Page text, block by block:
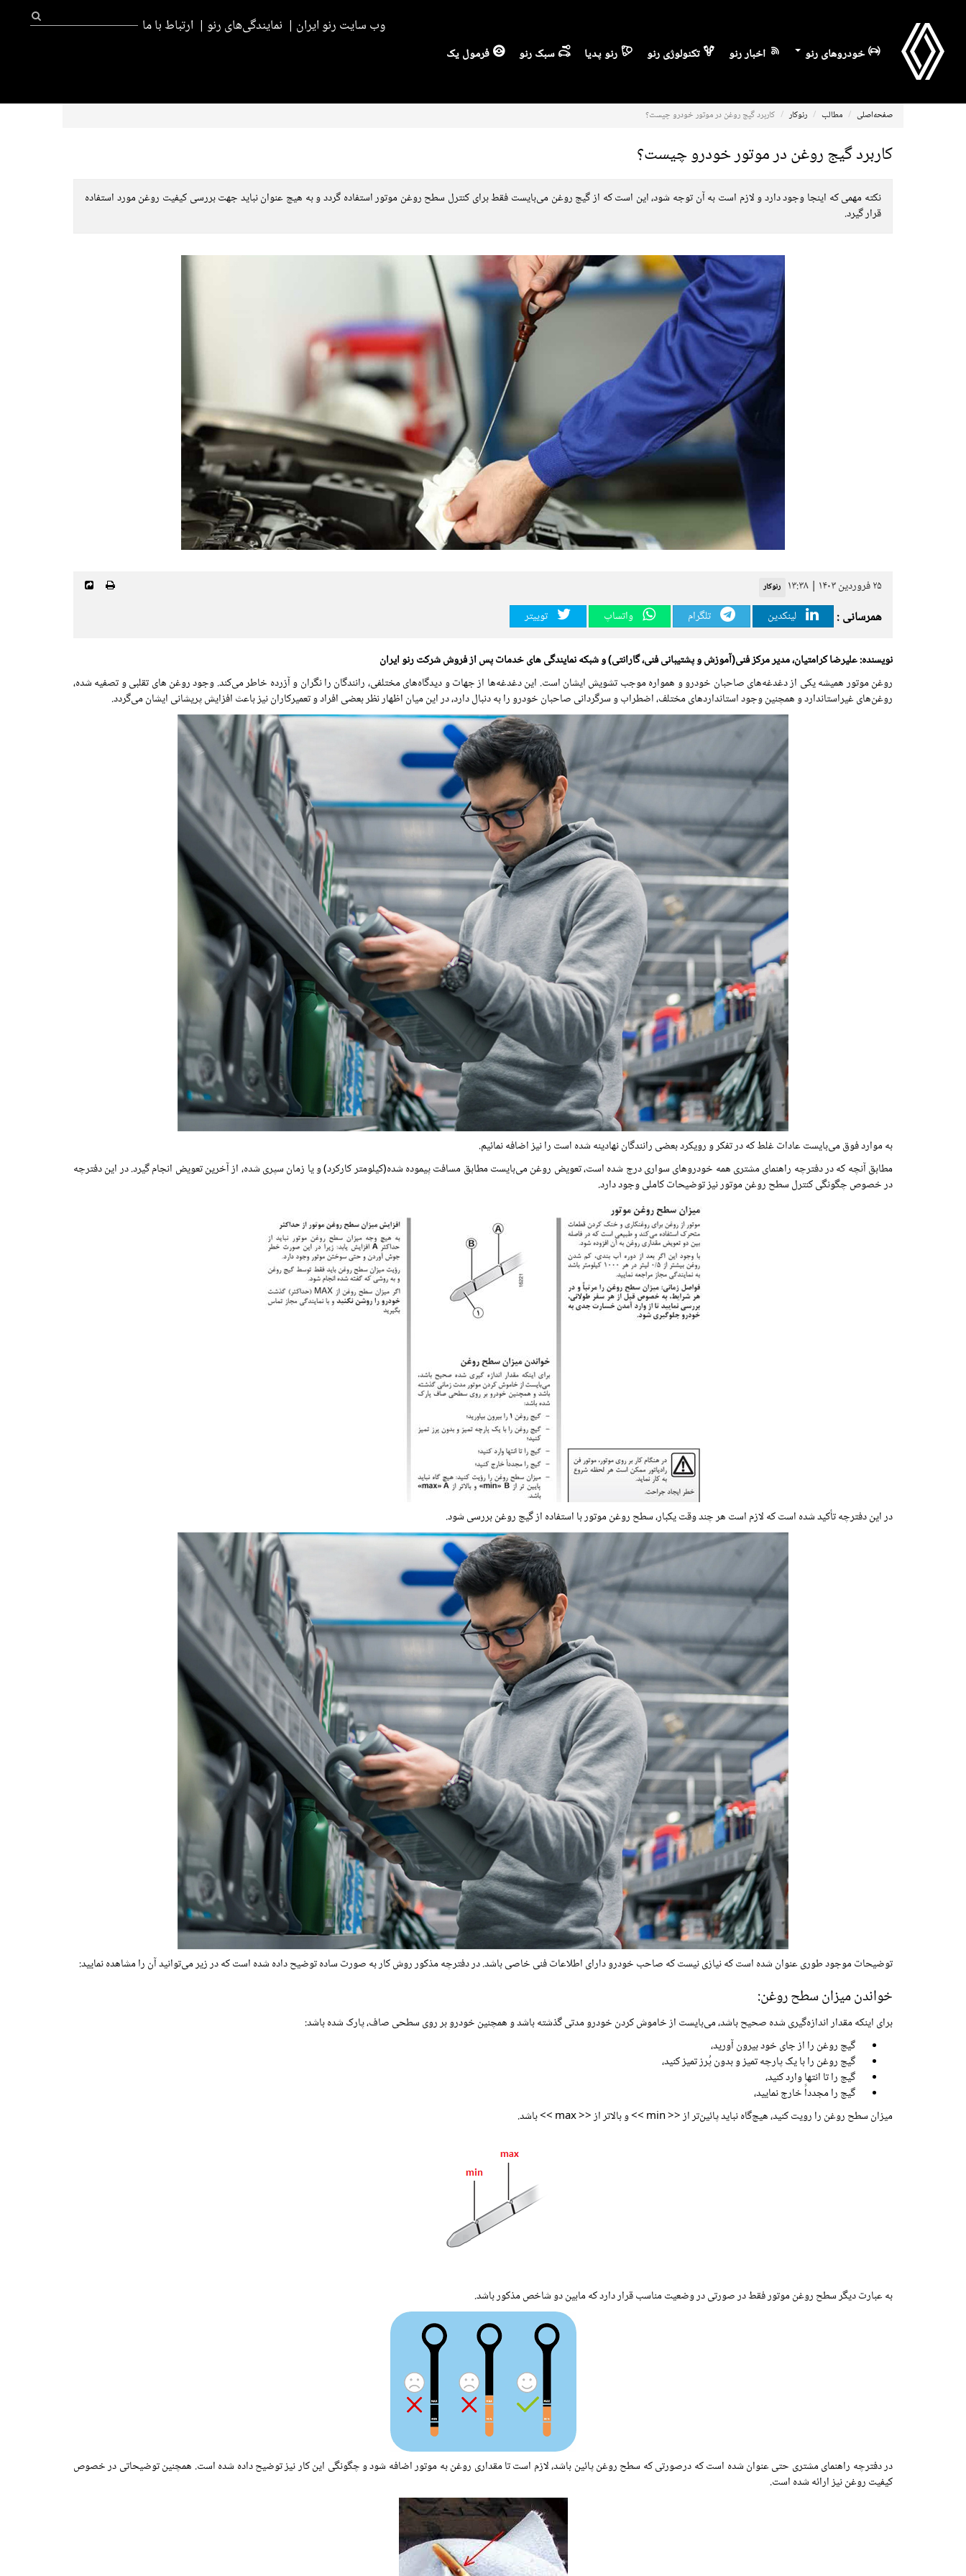
وب سایت رنو ایران نمایندگی‌های رنو ارتباط با ما
خودروهای رنو اخبار رنو تکنولوژی رنو رنو پدیا سبک رنو فرمول یک
صفحه‌اصلی مطالب رنوکار کاربرد گیج روغن در موتور خودرو چیست؟
کاربرد گیج روغن در موتور خودرو چیست؟
نکته مهمی که اینجا وجود دارد و لازم است به آن توجه شود، این است که از گیج روغن می‌بایست فقط برای کنترل سطح روغن‌ موتور استفاده گردد و به هیچ عنوان نباید جهت بررسی کیفیت روغن مورد استفاده
قرار گیرد.
۲۵ فروردین ۱۴۰۳ | ۱۳:۳۸ رنوکار
همرسانی : لینکدین تلگرام واتساپ توییتر
نویسنده: علیرضا کرامتیان، مدیر مرکز فنی(آموزش و پشتیبانی فنی، گارانتی) و شبکه نمایندگی های خدمات پس از فروش شرکت رنو ایران
روغن‌ موتور همیشه یکی از دغدغه‌های صاحبان خودرو و همواره موجب تشویش ایشان است. این دغدغه‌ها از جهات و دیدگاه‌های مختلفی، رانندگان را نگران و آزرده‌ خاطر می‌کند. وجود روغن‌ های تقلبی و تصفیه شده،
روغن‌های غیراستاندارد و همچنین وجود استانداردهای مختلف، اضطراب و سرگردانی صاحبان خودرو را به دنبال دارد، در این میان اظهار نظر بعضی افراد و تعمیرکاران نیز باعث افزایش پریشانی ایشان می‌گردد.
به موارد فوق می‌بایست عادات غلط که در تفکر و رویکرد بعضی رانندگان نهادینه شده است را نیز اضافه نمائیم.
مطابق آنچه که در دفترچه راهنمای مشتری همه خودروهای سواری درج شده است، تعویض روغن می‌بایست مطابق مسافت پیموده شده(کیلومتر کارکرد) و یا زمان سپری شده، از آخرین تعویض انجام گیرد. در این دفترچه
در خصوص چگونگی کنترل سطح روغن‌ موتور نیز توضیحات کاملی وجود دارد.
در این دفترچه تأکید شده است که لازم است هر چند وقت یکبار، سطح روغن موتور با استفاده از گیج روغن بررسی شود.
توضیحات موجود طوری عنوان شده است که نیازی نیست که صاحب خودرو دارای اطلاعات فنی خاصی باشد. در دفترچه مذکور روش کار به‌ صورت ساده توضیح داده شده است که در زیر می‌توانید آن را مشاهده نمایید:
خواندن میزان سطح روغن:
برای اینکه مقدار اندازه‌گیری شده صحیح باشد، می‌بایست از خاموش کردن خودرو مدتی گذشته باشد و همچنین خودرو بر روی سطحی صاف، پارک شده باشد:
گیج روغن را از جای خود بیرون آورید،
گیج روغن را با یک پارچه تمیز و بدون پُرز تمیز کنید،
گیج را تا انتها وارد کنید،
گیج را مجدداً خارج نمایید،
میزان سطح روغن را رویت کنید، هیچ‌گاه نباید پائین‌تر از << min >> و بالاتر از << max >> باشد.
به عبارت دیگر سطح روغن موتور فقط در صورتی در وضعیت مناسب قرار دارد که مابین دو شاخص مذکور باشد.
در دفترچه راهنمای مشتری حتی عنوان شده است که درصورتی‌ که سطح روغن پائین باشد، لازم است تا مقداری روغن به موتور اضافه شود و چگونگی این کار نیز توضیح داده شده است. همچنین توضیحاتی در خصوص
کیفیت روغن نیز ارائه شده است.